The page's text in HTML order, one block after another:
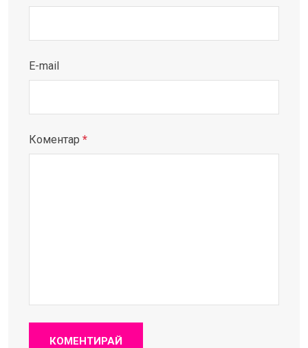
E-mail
Коментар *
КОМЕНТИРАЙ